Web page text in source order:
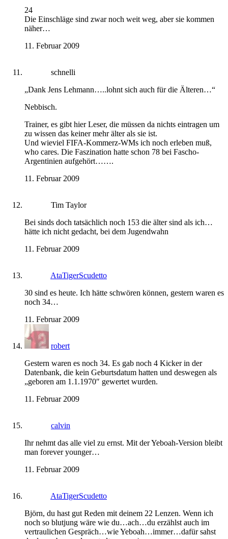
24
Die Einschläge sind zwar noch weit weg, aber sie kommen
näher…
11. Februar 2009
schnelli
„Dank Jens Lehmann…..lohnt sich auch für die Älteren…“
Nebbisch.
Trainer, es gibt hier Leser, die müssen da nichts eintragen um
zu wissen das keiner mehr älter als sie ist.
Und wieviel FIFA-Kommerz-WMs ich noch erleben muß,
who cares. Die Faszination hatte schon 78 bei Fascho-
Argentinien aufgehört…….
11. Februar 2009
Tim Taylor
Bei sinds doch tatsächlich noch 153 die älter sind als ich…
hätte ich nicht gedacht, bei dem Jugendwahn
11. Februar 2009
AtaTigerScudetto
30 sind es heute. Ich hätte schwören können, gestern waren es
noch 34…
11. Februar 2009
robert
Gestern waren es noch 34. Es gab noch 4 Kicker in der
Datenbank, die kein Geburtsdatum hatten und deswegen als
„geboren am 1.1.1970″ gewertet wurden.
11. Februar 2009
calvin
Ihr nehmt das alle viel zu ernst. Mit der Yeboah-Version bleibt
man forever younger…
11. Februar 2009
AtaTigerScudetto
Björn, du hast gut Reden mit deinem 22 Lenzen. Wenn ich
noch so blutjung wäre wie du…ach…du erzählst auch im
vertraulichen Gespräch…wie Yeboah…immer…dafür sahst